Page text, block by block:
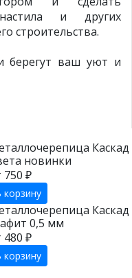
и других
строительства.
берегут ваш уют и
Каскад
новинки
750 ₽
корзину
Каскад
0,5 мм
480 ₽
корзину